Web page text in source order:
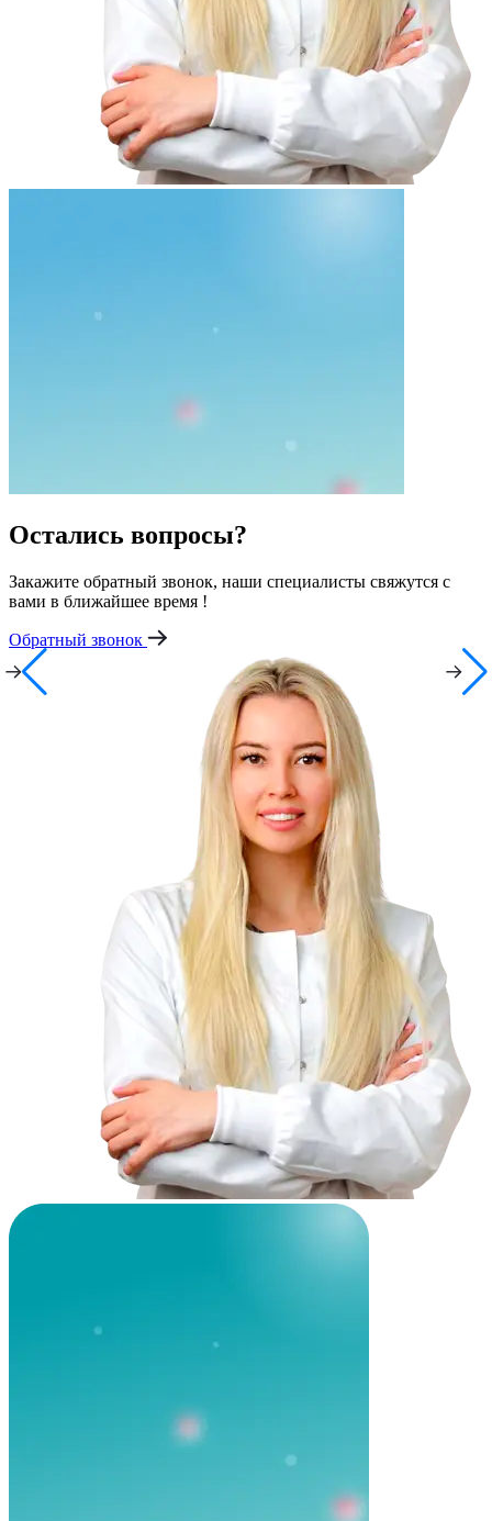
Остались вопросы?
Закажите обратный звонок, наши специалисты свяжутся с
вами в ближайшее время !
Обратный звонок